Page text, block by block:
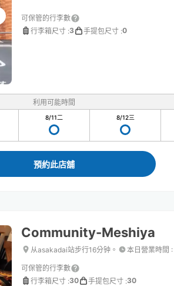
可保管的行李數
行李箱尺寸 :3 手提包尺寸 :0
利用可能時間
8/11二 8/12三
預約此店舖
Community-Meshiya
从asakadai站步行16分钟。 本日營業時間 :
可保管的行李數
行李箱尺寸 :30 手提包尺寸 :30